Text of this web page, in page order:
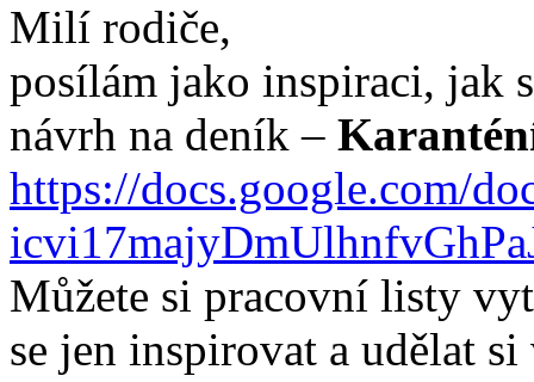
Milí rodiče,
posílám jako inspiraci, jak
návrh na deník –
https://docs.google.com/
Můžete si pracovní listy
se jen inspirovat a udělat